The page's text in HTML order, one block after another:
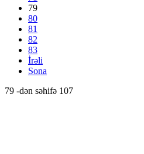
79
80
81
82
83
İrəli
Sona
79 -dən səhifə 107